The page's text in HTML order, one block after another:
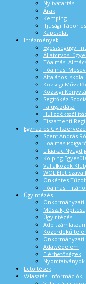
Nyitvatartás
Árak
Kemping
Ifjúsági Tábor
Kapcsolat
Intézmények
Egészségügyi
Állatorvosi
Tóalmási
Tóalmási
Általános Iskola
Községi
Községi
Segítőkéz
Falugazdász
Hulladékszállítás
Tiszamenti
Egyház és
Szent András
Tóalmás
Lilaakác
Kolping
Vállalkozók
WOL Élet
Önkéntes
Tóalmási
Ügyintézés
Önkormányzati
Műszak,
Ügyintézés
Adó
Közérdekű
Önkormányzati
Adatvédelem
Elérhetőségek
Nyomtatványok
Letöltések
Választási információk